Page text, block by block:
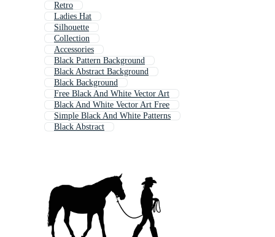
Retro
Ladies Hat
Silhouette
Collection
Accessories
Black Pattern Background
Black Abstract Background
Black Background
Free Black And White Vector Art
Black And White Vector Art Free
Simple Black And White Patterns
Black Abstract